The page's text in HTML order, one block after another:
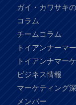
ガイ・カワサキ
コラム
チームコラム
トイアンナーマ
トイアンナマー
ビジネス情報
マーケティング
メンバー